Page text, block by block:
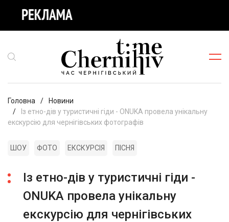
Головна
Новини
Із етно-дів у туристичні гіди - ONUKA провела унікальну
екскурсію для чернігівських фотографів
ШОУ ФОТО ЕКСКУРСІЯ ПІСНЯ
Із етно-дів у туристичні гіди -
ONUKA провела унікальну
екскурсію для чернігівських